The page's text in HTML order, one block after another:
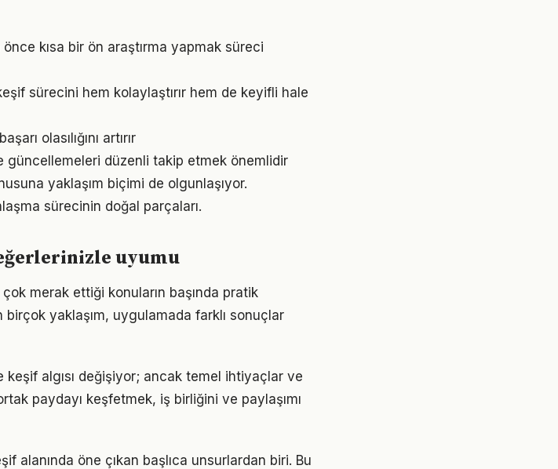
kısa bir ön araştırma yapmak süreci
sürecini hem kolaylaştırır hem de keyifli hale
olasılığını artırır
güncellemeleri düzenli takip etmek önemlidir
yaklaşım biçimi de olgunlaşıyor.
sürecinin doğal parçaları.
uyumu
merak ettiği konuların başında pratik
yaklaşım, uygulamada farklı sonuçlar
algısı değişiyor; ancak temel ihtiyaçlar ve
paydayı keşfetmek, iş birliğini ve paylaşımı
alanında öne çıkan başlıca unsurlardan biri. Bu